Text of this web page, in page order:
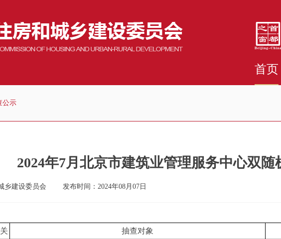
首页
公示
2024年7月北京市建筑业管理服务中心双随
乡建设委员会 发布时间：2024年08月07日
抽查对象